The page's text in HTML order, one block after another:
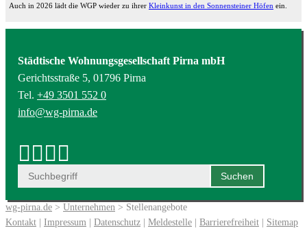
Auch in 2026 lädt die WGP wieder zu ihrer Kleinkunst in den Sonnensteiner Höfen ein.
Städtische Wohnungsgesellschaft Pirna mbH
Gerichtsstraße 5, 01796 Pirna
Tel. +49 3501 552 0
info@wg-pirna.de
wg-pirna.de > Unternehmen > Stellenangebote
Kontakt | Impressum | Datenschutz | Meldestelle | Barrierefreiheit | Sitemap